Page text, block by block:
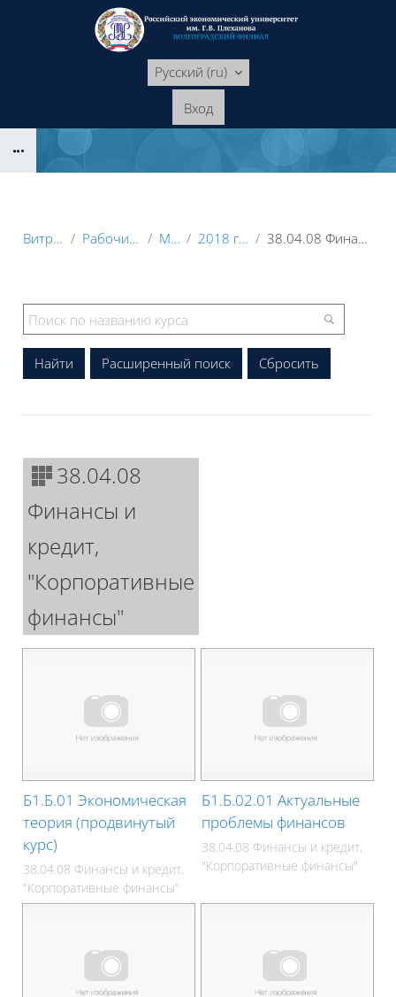
Перейти к основному содержанию
Русский ‎(ru)‎
Вход
Витрина курсов 3KL Рабочие программы дисциплин Магистратура 2018 год начала подготовки 38.04.08 Финансы и кредит, "Корпоративные финансы"
Расширенный поиск
38.04.08
Финансы и
кредит,
"Корпоративные
финансы"
Б1.Б.01 Экономическая
теория (продвинутый
курс)
38.04.08 Финансы и кредит,
"Корпоративные финансы"
Б1.Б.02.01 Актуальные
проблемы финансов
38.04.08 Финансы и кредит,
"Корпоративные финансы"